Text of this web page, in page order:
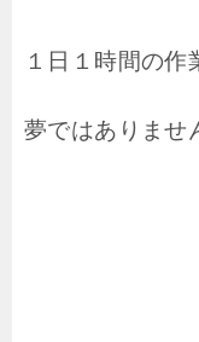
１日１時間の作
夢ではありませ